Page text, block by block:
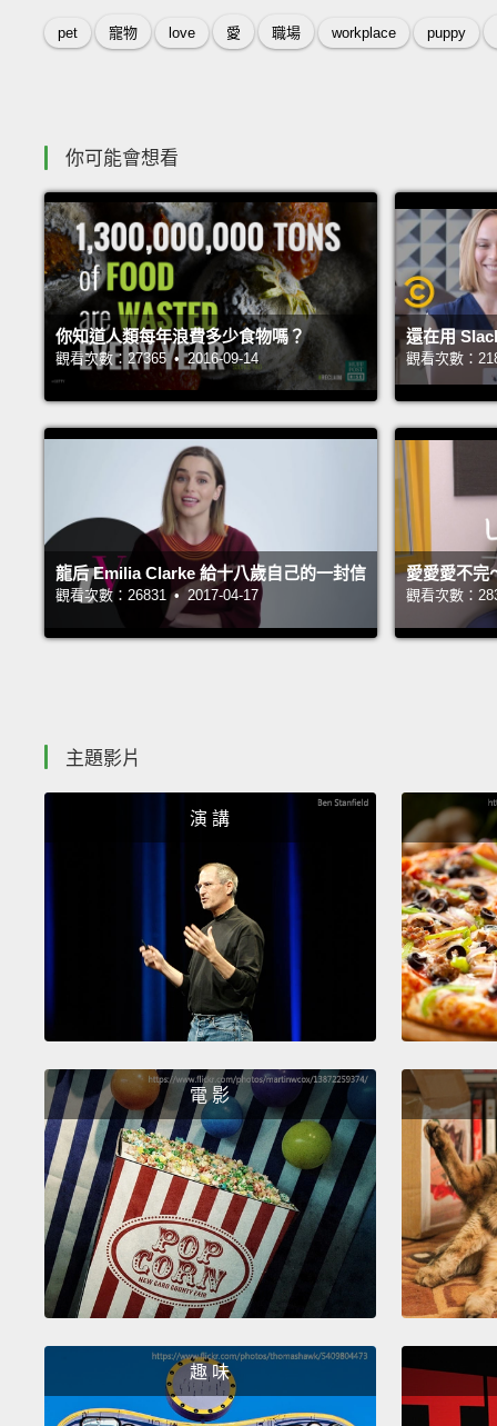
pet 寵物 love 愛 職場 workplace puppy
你可能會想看
你知道人類每年浪費多少食物嗎？
觀看次數：27365 • 2016-09-14
還在用
觀看次數：
龍后 Emilia Clarke 給十八歲自己的一封信
觀看次數：26831 • 2017-04-17
愛愛愛不完
觀看次數：
主題影片
演 講
電 影
趣 味